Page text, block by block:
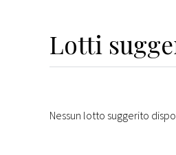
Lotti
Nessun lotto suggerito